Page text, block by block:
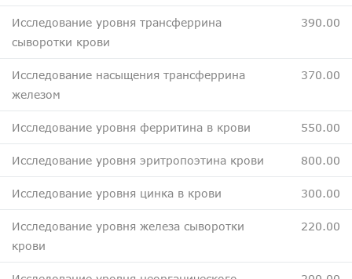
Исследование уровня трансферрина
сыворотки крови
390.00
Исследование насыщения трансферрина
железом
370.00
Исследование уровня ферритина в крови 550.00
Исследование уровня эритропоэтина крови 800.00
Исследование уровня цинка в крови 300.00
Исследование уровня железа сыворотки
крови
220.00